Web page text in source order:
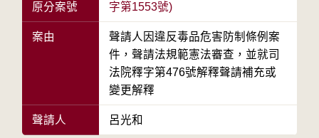
原分案號
字第1553號)
案由
聲請人因違反毒品危害防制條例案
件，聲請法規範憲法審查，並就司
法院釋字第476號解釋聲請補充或
變更解釋
聲請人 呂光和